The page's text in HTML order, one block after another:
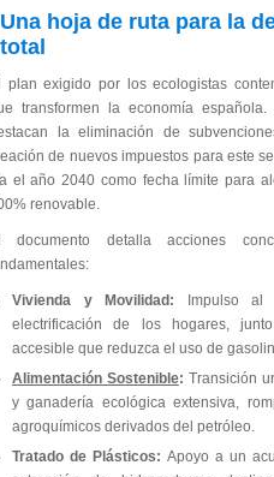
Una hoja de ruta para la
total
plan exigido por los ecologistas
transformen la economía
la eliminación de
de nuevos impuestos para este
el año 2040 como fecha límite para
renovable.
documento detalla acciones
Vivienda y Movilidad: Impulso al
electrificación de los hogares,
accesible que reduzca el uso de
Alimentación Sostenible: Transición
y ganadería ecológica extensiva,
agroquímicos derivados del petróleo.
Tratado de Plásticos: Apoyo a un